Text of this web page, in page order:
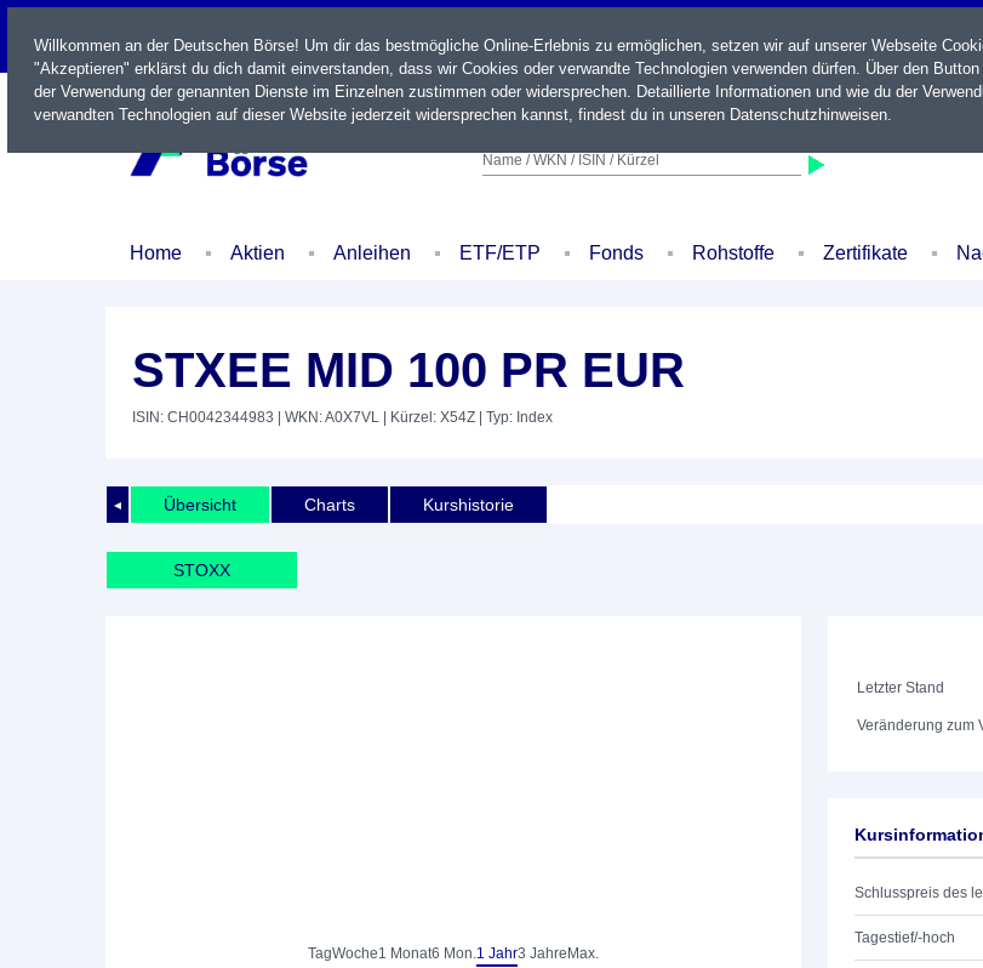
LIVE
Name / WKN / ISIN / Kürzel
Home Aktien Anleihen ETF/ETP Fonds Rohstoffe Zertifikate
STXEE MID 100 PR EUR
ISIN: CH0042344983 | WKN: A0X7VL | Kürzel: X54Z | Typ: Index
◄ Übersicht Charts Kurshistorie
STOXX
TagWoche1 Monat6 Mon.1 Jahr3 Jahre Max.
Letzter Stand
Veränderung zum
Schlusspreis des
Tagestief/-hoch
Willkommen an der Deutschen Börse! Um dir das bestmögliche Online-Erlebnis zu ermöglichen, setzen wir auf unserer Webseite
"Akzeptieren" erklärst du dich damit einverstanden, dass wir Cookies oder verwandte Technologien verwenden dürfen. Über den
der Verwendung der genannten Dienste im Einzelnen zustimmen oder widersprechen. Detaillierte Informationen und wie du der
verwandten Technologien auf dieser Website jederzeit widersprechen kannst, findest du in unseren Datenschutzhinweisen.